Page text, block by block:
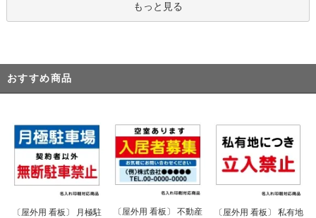
もっと見る
おすすめ商品
〔屋外用 看板〕 月極駐
〔屋外用 看板〕 不動産
〔屋外用 看板〕 私有地